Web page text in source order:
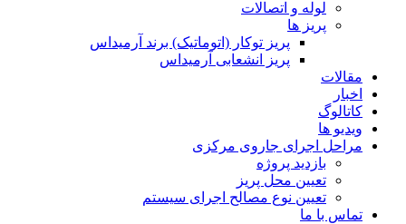
لوله و اتصالات
پریز ها
پریز توکار (اتوماتیک) برند آرمیداس
پریز انشعابی آرمیداس
مقالات
اخبار
کاتالوگ
ویدیو ها
مراحل اجرای جاروی مرکزی
بازدید پروژه
تعیین محل پریز
تعیین نوع مصالح اجرای سیستم
تماس با ما